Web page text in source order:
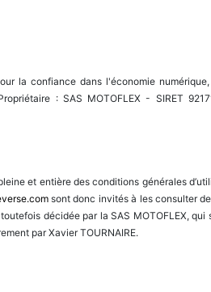
la confiance dans l'économie
: SAS MOTOFLEX - SIRET
et entière des conditions générales
sont donc invités à les consulter
décidée par la SAS MOTOFLEX,
par Xavier TOURNAIRE.